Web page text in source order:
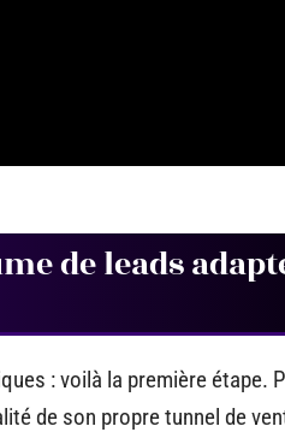
de leads
: voilà la première étape.
de son propre tunnel de